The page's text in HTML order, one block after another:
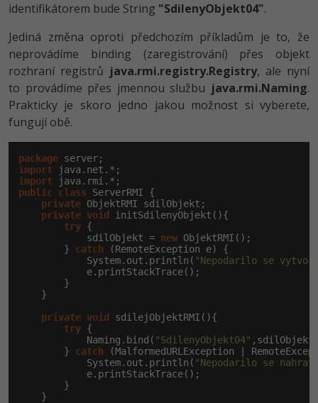
identifikátorem bude String "SdilenyObjek­t04".
Jediná změna oproti předchozím příkladům je to, že
neprovádíme binding (zaregistrování) přes objekt
rozhraní registrů java.rmi.regis­try.Registry, ale nyní
to provádíme přes jmennou službu java.rmi.Naming.
Prakticky je skoro jedno jakou možnost si vyberete,
fungují obě.
package
import
import
public
class ServerRMI {
private ObjektRMI sdilObjekt;
private void
initSdilenyObjekt(){
try {
            sdilObjekt =
new ObjektRMI();
        }
catch (RemoteException e) {
            System.out.println(
"Nepodarilo se
            e.printStackTrace();
        }
    }
private void
sdilejObjektRMI(){
try {
            Naming.bind(
"SdilenyObjekt04"
        }
catch (MalformedURLException |
            System.out.println(
"Nepodarilo se
            e.printStackTrace();
        }
    }